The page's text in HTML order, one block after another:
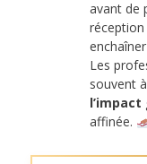
avant de
Les
souvent
l’impact
affinée.